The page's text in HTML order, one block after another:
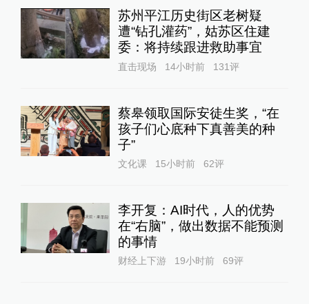
苏州平江历史街区老树疑
遭“钻孔灌药”，姑苏区住建
委：将持续跟进救助事宜
直击现场 14小时前 131评
蔡皋领取国际安徒生奖，“在
孩子们心底种下真善美的种
子”
文化课 15小时前 62评
李开复：AI时代，人的优势
在“右脑”，做出数据不能预测
的事情
财经上下游 19小时前 69评